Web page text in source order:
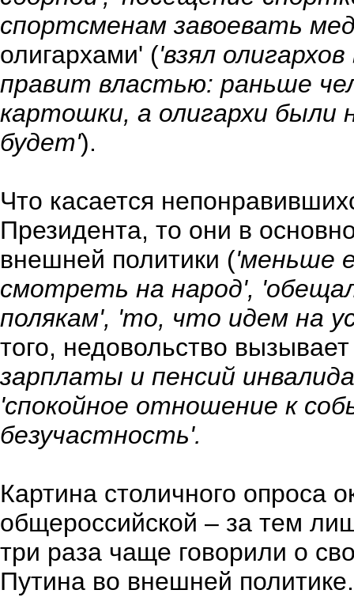
спортсменам завоевать
олигархами' ('взял
правит властью: раньше
картошки, а олигархи были
будет').
Что касается
Президента, то они в
внешней политики ('меньше
смотреть на народ',
полякам', 'то, что идем на
того, недовольство
зарплаты и пенсий
'спокойное отношение к
безучастность'.
Картина столичного опроса
общероссийской – за тем
три раза чаще говорили о
Путина во внешней политике.